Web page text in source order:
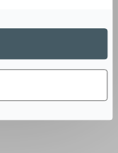
Elsevier met